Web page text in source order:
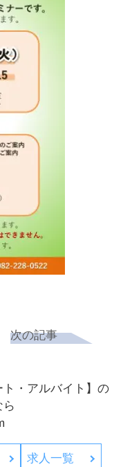
次の記事
・アルバイト】の
ら
求人一覧